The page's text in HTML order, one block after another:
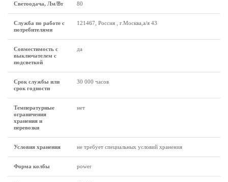
Светоодача, Лм/Вт 80
Служба по работе с
потребителями
121467, Россия , г.Москва,а/я 43
Совместимость с
выключателем с
подсветкой
да
Срок службы или
срок годности
30 000 часов
Температурные
ограничения
хранения и
перевозки
нет
Условия хранения не требует специальных условий хранения
Форма колбы power